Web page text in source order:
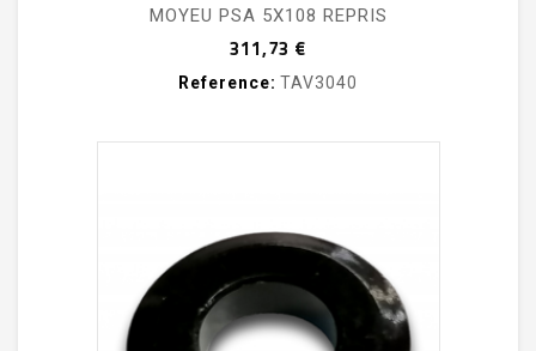
MOYEU PSA 5X108 REPRIS
311,73 €
Reference: TAV3040